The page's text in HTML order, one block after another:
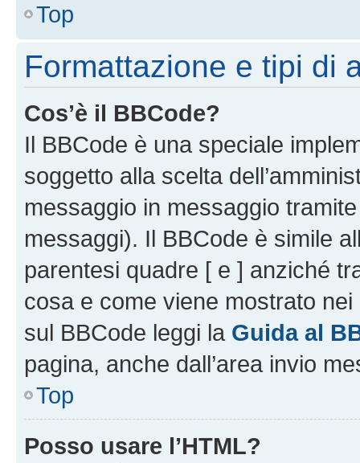
Top
Formattazione e tipi di
Cos’è il BBCode?
Il BBCode è una speciale
soggetto alla scelta
messaggio in messaggio
messaggi). Il BBCode è simile
parentesi quadre [ e ] anziché
cosa e come viene mostrato
sul BBCode leggi la Guida al
pagina, anche dall’area invio
Top
Posso usare l’HTML?